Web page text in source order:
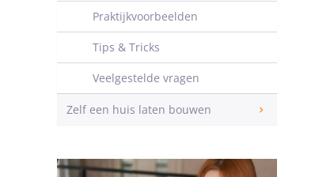
Praktijkvoorbeelden
Tips & Tricks
Veelgestelde vragen
Zelf een huis laten bouwen